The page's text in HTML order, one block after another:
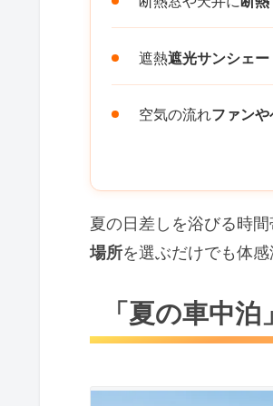
遮熱遮光サンシェー
空気の流れファン
夏の日差しを浴びる時間
場所を選ぶだけでも体感
「夏の車中